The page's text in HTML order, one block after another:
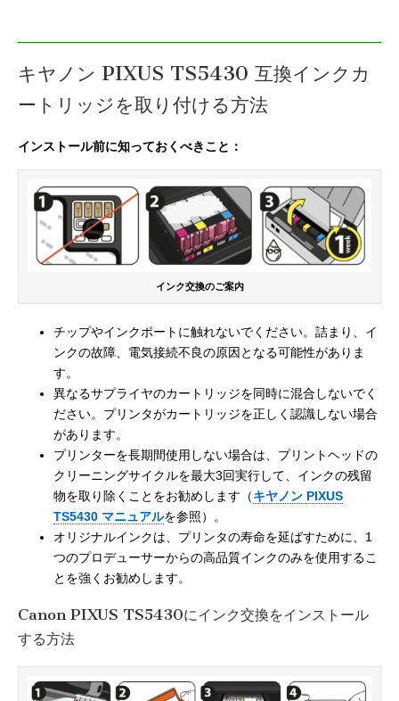
キヤノン PIXUS TS5430 互換インクカ
ートリッジを取り付ける方法
インストール前に知っておくべきこと：
インク交換のご案内
チップやインクポートに触れないでください。詰まり、イ
ンクの故障、電気接続不良の原因となる可能性がありま
す。
異なるサプライヤのカートリッジを同時に混合しないでく
ださい。プリンタがカートリッジを正しく認識しない場合
があります。
プリンターを長期間使用しない場合は、プリントヘッドの
クリーニングサイクルを最大3回実行して、インクの残留
物を取り除くことをお勧めします（キヤノン PIXUS
TS5430 マニュアルを参照）。
オリジナルインクは、プリンタの寿命を延ばすために、1
つのプロデューサーからの高品質インクのみを使用するこ
とを強くお勧めします。
Canon PIXUS TS5430にインク交換をインストール
する方法